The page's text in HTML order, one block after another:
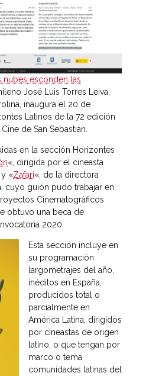
nubes esconden las
José Luis Torres Leiva,
inaugura el 20 de
Latinos de la 72 edición
de San Sebastián.
en la sección Horizontes
«, dirigida por el cineasta
y «Zafari«, de la directora
cuyo guión pudo trabajar en
Cinematográficos
obtuvo una beca de
2020.
Esta sección incluye en
su programación
largometrajes del año,
inéditos en España,
producidos total o
parcialmente en
América Latina, dirigidos
por cineastas de origen
latino, o que tengan por
marco o tema
comunidades latinas del